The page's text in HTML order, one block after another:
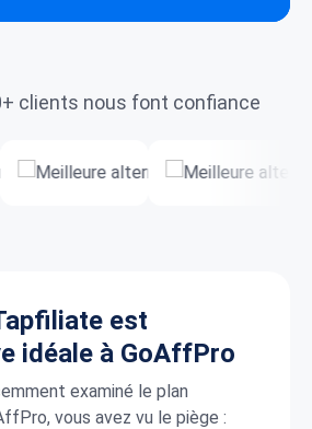
clients nous font confiance
est
idéale à GoAffPro
examiné le plan
vous avez vu le piège :